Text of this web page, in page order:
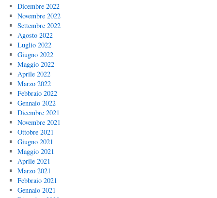
Dicembre 2022
Novembre 2022
Settembre 2022
Agosto 2022
Luglio 2022
Giugno 2022
Maggio 2022
Aprile 2022
Marzo 2022
Febbraio 2022
Gennaio 2022
Dicembre 2021
Novembre 2021
Ottobre 2021
Giugno 2021
Maggio 2021
Aprile 2021
Marzo 2021
Febbraio 2021
Gennaio 2021